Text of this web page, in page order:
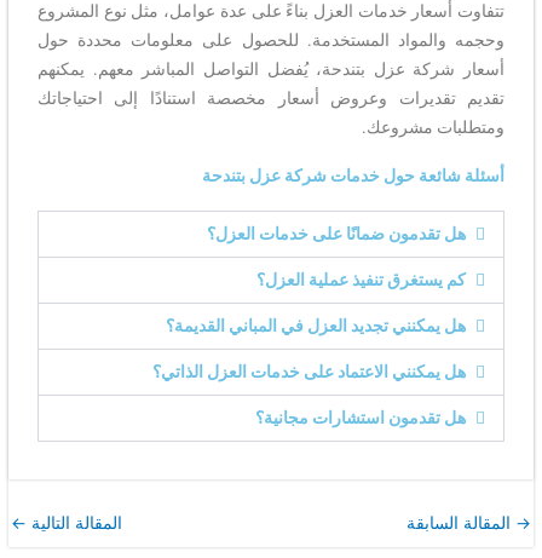
تتفاوت أسعار خدمات العزل بناءً على عدة عوامل، مثل نوع المشروع
وحجمه والمواد المستخدمة. للحصول على معلومات محددة حول
أسعار شركة عزل بتندحة، يُفضل التواصل المباشر معهم. يمكنهم
تقديم تقديرات وعروض أسعار مخصصة استنادًا إلى احتياجاتك
ومتطلبات مشروعك.
أسئلة شائعة حول خدمات شركة عزل بتندحة
هل تقدمون ضمانًا على خدمات العزل؟
كم يستغرق تنفيذ عملية العزل؟
هل يمكنني تجديد العزل في المباني القديمة؟
هل يمكنني الاعتماد على خدمات العزل الذاتي؟
هل تقدمون استشارات مجانية؟
→ المقالة السابقة المقالة التالية ←